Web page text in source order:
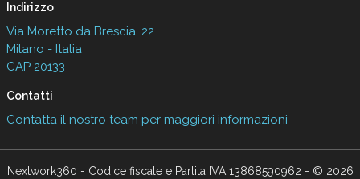
Indirizzo
Via Moretto da Brescia, 22
Milano - Italia
CAP 20133
Contatti
Contatta il nostro team per maggiori informazioni
Nextwork360 - Codice fiscale e Partita IVA 13868590962 - © 2026